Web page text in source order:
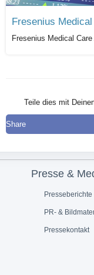
Fresenius Medical
Teile dies mit
Share
Presse &
Presseberichte
PR- &
Pressekontakt